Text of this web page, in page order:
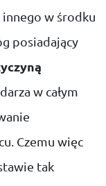
innego w środku
posiadający
w całym
Czemu więc
tak